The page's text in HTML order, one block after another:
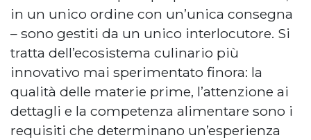
in un unico ordine con un’unica consegna
– sono gestiti da un unico interlocutore. Si
tratta dell’ecosistema culinario più
innovativo mai sperimentato finora: la
qualità delle materie prime, l’attenzione ai
dettagli e la competenza alimentare sono i
requisiti che determinano un’esperienza